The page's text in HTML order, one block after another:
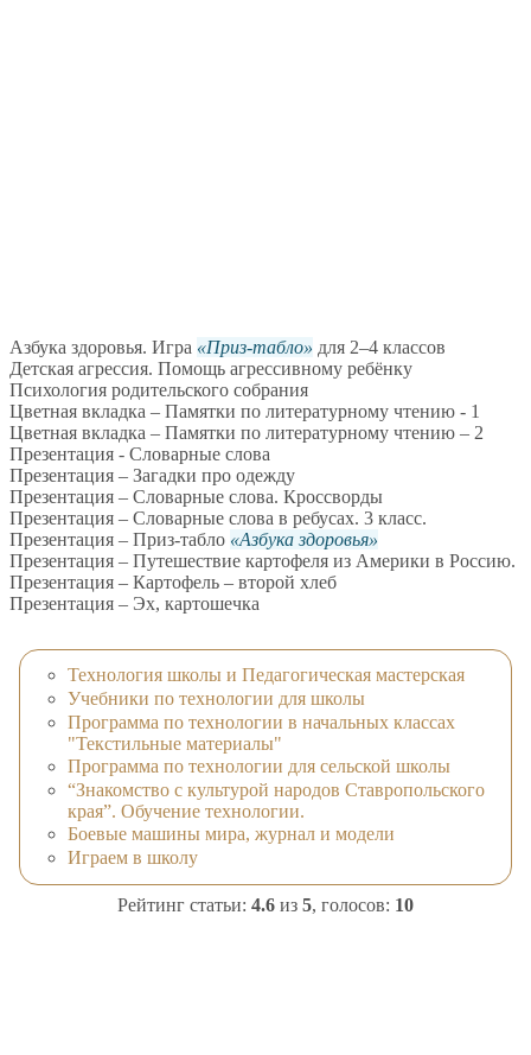
Азбука здоровья. Игра Приз-табло
для 2–4 классов
Детская агрессия. Помощь агрессивному ребёнку
Психология родительского собрания
Цветная вкладка – Памятки по литературному чтению - 1
Цветная вкладка – Памятки по литературному чтению – 2
Презентация - Словарные слова
Презентация – Загадки про одежду
Презентация – Словарные слова. Кроссворды
Презентация – Словарные слова в ребусах. 3 класс.
Презентация – Приз-табло
Азбука здоровья
Презентация – Путешествие картофеля из Америки в Россию.
Презентация – Картофель – второй хлеб
Презентация – Эх, картошечка
Технология школы и Педагогическая мастерская
Учебники по технологии для школы
Программа по технологии в начальных классах
"Текстильные материалы"
Программа по технологии для сельской школы
“Знакомство с культурой народов Ставропольского
края”. Обучение технологии.
Боевые машины мира, журнал и модели
Играем в школу
Рейтинг статьи: 4.6 из 5, голосов: 10